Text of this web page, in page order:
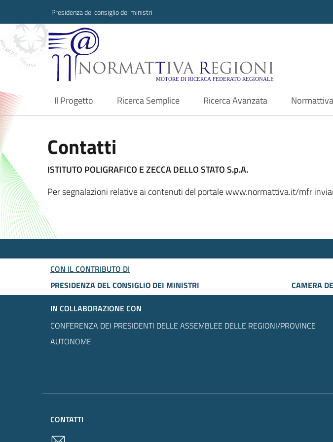
Presidenza del consiglio dei ministri
Normattiva Regioni -
Il Progetto
current Ricerca Semplice Ricerca Avanzata Normattiva
Contatti
ISTITUTO POLIGRAFICO E ZECCA DELLO STATO S.p.A.
Per segnalazioni relative ai contenuti del portale www.normattiva.it/mfr
CON IL CONTRIBUTO DI
PRESIDENZA DEL CONSIGLIO DEI MINISTRI
CAMERA
IN COLLABORAZIONE CON
CONFERENZA DEI PRESIDENTI DELLE ASSEMBLEE DELLE REGIONI/PROVINCE
AUTONOME
CONTATTI